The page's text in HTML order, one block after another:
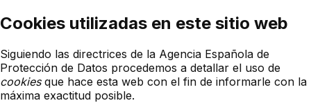
Cookies utilizadas en este sitio web
Siguiendo las directrices de la Agencia Española de
Protección de Datos procedemos a detallar el uso de
cookiesque hace esta web con el fin de informarle con la
máxima exactitud posible.